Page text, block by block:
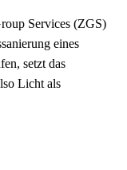
Services (ZGS)
eines
setzt das
Licht als